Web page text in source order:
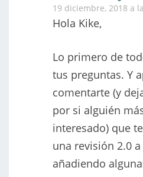
19 diciembre, 2018 a
Hola Kike,
Lo primero de
tus preguntas. Y
comentarte (y
por si alguién
interesado) que
una revisión 2.0
añadiendo